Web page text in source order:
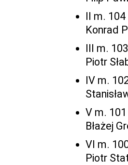
II m.
Konrad
III m.
Piotr
IV m.
V m.
Błażej
VI m.
Piotr